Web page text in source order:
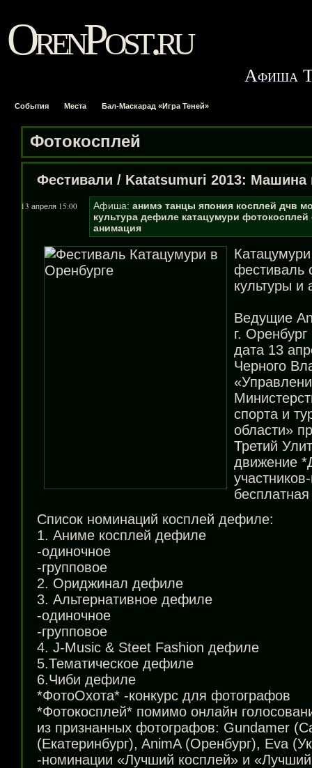
OrenPost.ru
Афиша
События Места Бал-Маскарад «Игра Теней»
Фотокосплей
Фестивали / Katatsumuri 2013: Машина
13 апреля 15:00 Афиша: анимэ танцы япония косплей дчв
культура дефиле катацумури фотокосплей
анимация
фестиваль
культуры и
Ведущие
г. Оренбург
дата 13
Черного
спорта и
области»
Третий
движение
Список номинаций косплей дефиле:
1. Аниме косплей дефиле
-одиночное
-групповое
2. Ориджинал дефиле
3. Альтернативное дефиле
-одиночное
-групповое
4. J-Music & Steet Fashion дефиле
5.Тематическое дефиле
6.Чиби дефиле
*ФотоОхота* -конкурс для фотографов
*Фотокосплей* помимо онлайн
из признанных фотографов: Gundamer
(Екатеринбург), AnimA (Оренбург), Eva
-номинации «Лучший косплей» и